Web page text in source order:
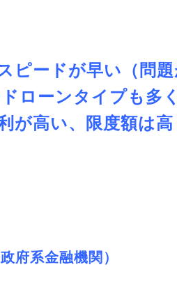
ピードが早い（問
ローンタイプも多
が高い、限度額は
府系金融機関）